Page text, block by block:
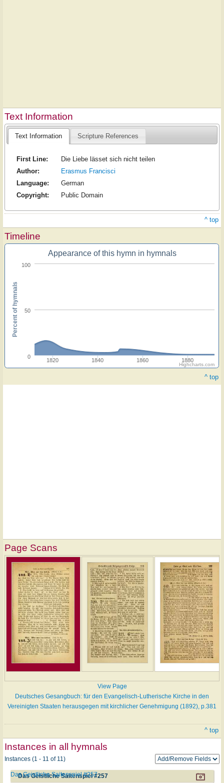
Text Information
Text Information Scripture References
First Line:
Die Liebe lässet sich nicht teilen
Author:
Erasmus Francisci
Language:
German
Copyright:
Public Domain
^ top
Timeline
Appearance of this hymn in hymnals
1820 1840 1860 1880
0
50
100
Percent of hymnals
Highcharts.com
^ top
Page Scans
View Page
Deutsches Gesangbuch: für den Evangelisch-Lutherische Kirche in den
Vereinigten Staaten herausgegen mit kirchlicher Genehmigung (1892), p.381
^ top
Instances in all hymnals
Instances (1 - 11 of 11)
Das Geistliche Saitenspiel #257
Das Geistliche Saitenspiel #257